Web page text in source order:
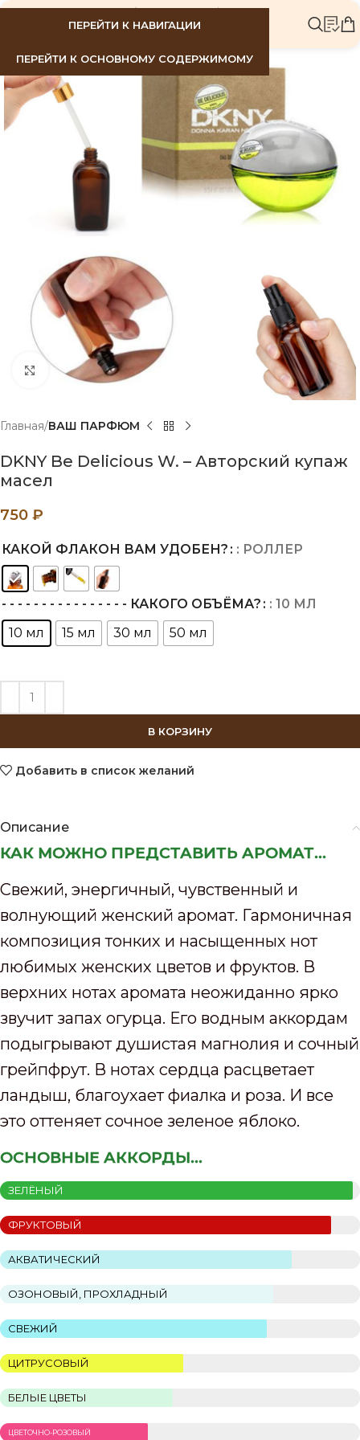
ПЕРЕЙТИ К НАВИГАЦИИ
ПЕРЕЙТИ К ОСНОВНОМУ СОДЕРЖИМОМУ
Нажмите, чтобы увеличить
Главная ВАШ ПАРФЮМ
DKNY Be Delicious W. – Авторский купаж
масел
750 ₽
КАКОЙ ФЛАКОН ВАМ УДОБЕН? : РОЛЛЕР
- - - - - - - - - - - - - - - - КАКОГО ОБЪЁМА?
: 10 МЛ
10 мл
15 мл 30 мл 50 мл
В КОРЗИНУ
Добавить в список желаний
Описание
КАК МОЖНО ПРЕДСТАВИТЬ АРОМАТ...
Свежий, энергичный, чувственный и
волнующий женский аромат. Гармоничная
композиция тонких и насыщенных нот
любимых женских цветов и фруктов. В
верхних нотах аромата неожиданно ярко
звучит запах огурца. Его водным аккордам
подыгрывают душистая магнолия и сочный
грейпфрут. В нотах сердца расцветает
ландыш, благоухает фиалка и роза. И все
это оттеняет сочное зеленое яблоко.
ОСНОВНЫЕ АККОРДЫ...
ЗЕЛЁНЫЙ
ФРУКТОВЫЙ
АКВАТИЧЕСКИЙ
ОЗОНОВЫЙ, ПРОХЛАДНЫЙ
СВЕЖИЙ
ЦИТРУСОВЫЙ
БЕЛЫЕ ЦВЕТЫ
ЦВЕТОЧНО-РОЗОВЫЙ